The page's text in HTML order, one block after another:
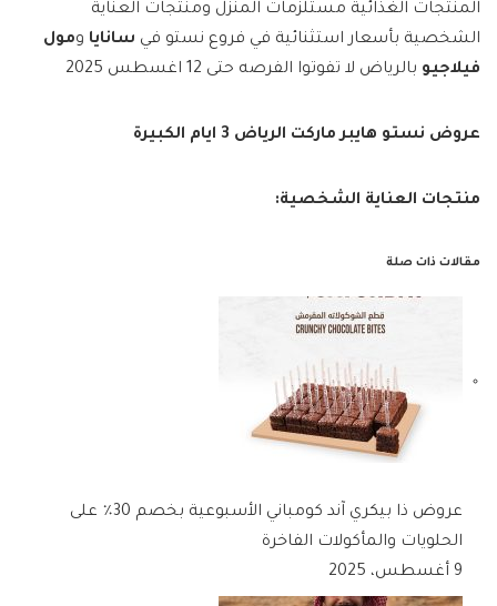
المنتجات الغذائية مستلزمات المنزل ومنتجات العناية
الشخصية بأسعار استثنائية في فروع نستو في سانايا ومول
فيلاجيو بالرياض لا تفوتوا الفرصه حتى 12 اغسطس 2025
عروض نستو هايبر ماركت الرياض 3 ايام الكبيرة
منتجات العناية الشخصية:
مقالات ذات صلة
عروض ذا بيكري آند كومباني الأسبوعية بخصم 30٪ على
الحلويات والمأكولات الفاخرة
9 أغسطس، 2025